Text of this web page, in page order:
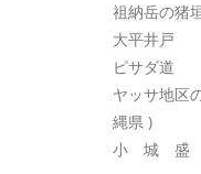
祖納岳の
大平井戸
ピサダ道
ヤッサ地
縄県 )
小 城 盛